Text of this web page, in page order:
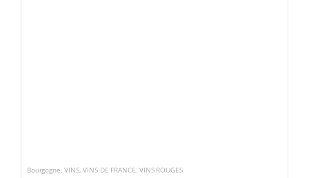
Bourgogne,VINS,VINS DE FRANCE,VINS ROUGES